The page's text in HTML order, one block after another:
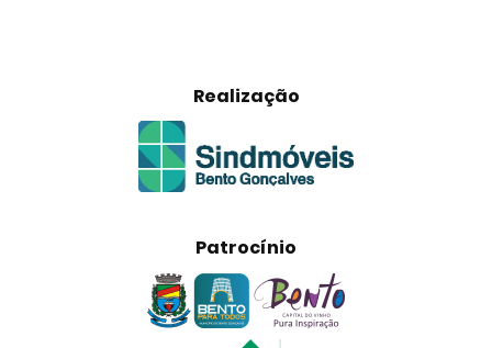
Realização
Patrocínio